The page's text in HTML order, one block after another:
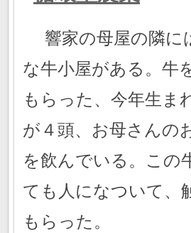
響家の母屋の隣に
な牛小屋がある。牛
もらった、今年生ま
が４頭、お母さんの
を飲んでいる。この
ても人になついて、
もらった。